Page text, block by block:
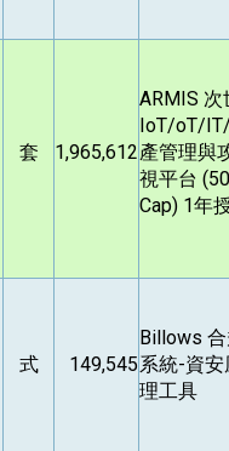
套 1,965,612
ARMIS 次
IoT/oT/
產管理與
視平台
Cap) 1年
式 149,545
Billows
系統-資
理工具